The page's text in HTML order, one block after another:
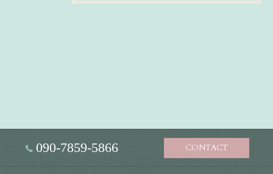
090-7859-5866 CONTACT